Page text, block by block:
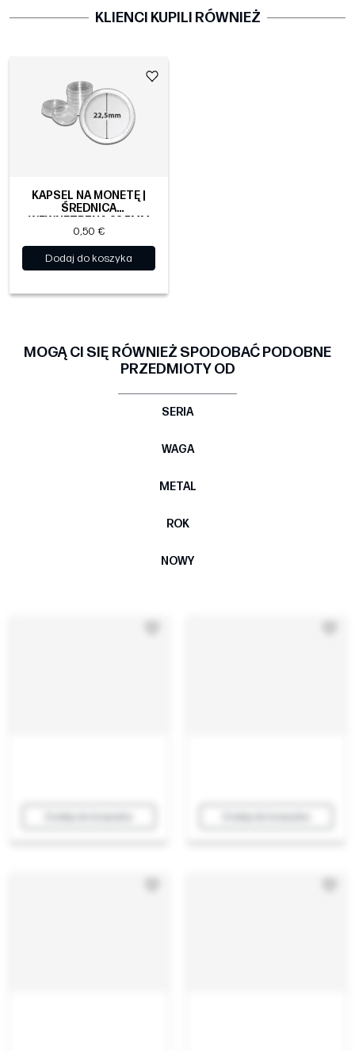
KLIENCI KUPILI RÓWNIEŻ
KAPSEL NA MONETĘ |
ŚREDNICA
0,50 €
Dodaj do koszyka
MOGĄ CI SIĘ RÓWNIEŻ SPODOBAĆ PODOBNE
PRZEDMIOTY OD
SERIA
WAGA
METAL
ROK
NOWY